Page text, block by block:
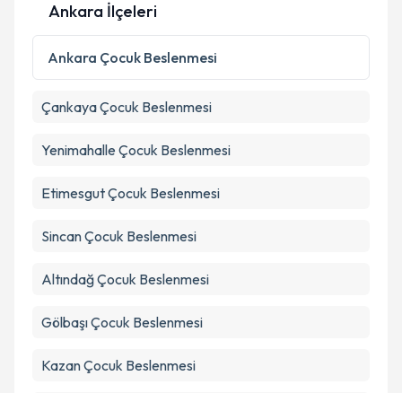
Ankara İlçeleri
Ankara Çocuk Beslenmesi
ÇankayaÇocuk Beslenmesi
Yenimahalle Çocuk Beslenmesi
EtimesgutÇocuk Beslenmesi
SincanÇocuk Beslenmesi
AltındağÇocuk Beslenmesi
GölbaşıÇocuk Beslenmesi
KazanÇocuk Beslenmesi